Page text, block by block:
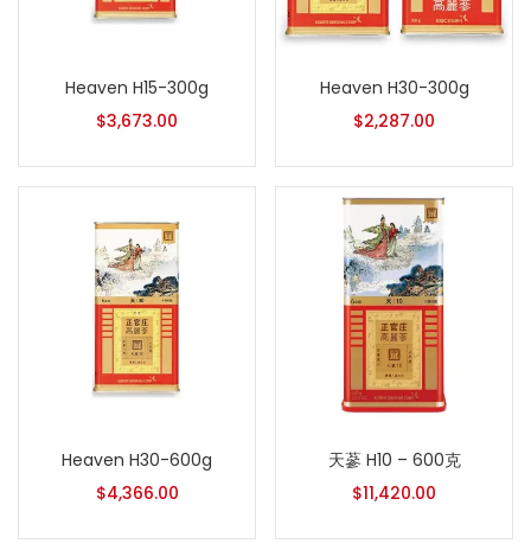
Heaven H15-300g
$3,673.00
Heaven H30-300g
$2,287.00
Heaven H30-600g
$4,366.00
天蔘 H10 – 600克
$11,420.00